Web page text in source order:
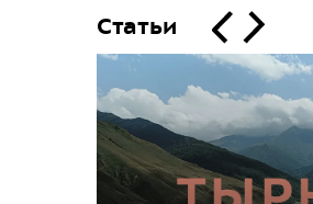
Статьи